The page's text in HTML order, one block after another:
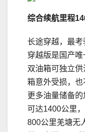
综合续航里程
长途穿越，最
穿越版是国产唯
双油箱可独立
箱意外受损，
更多油量储备
可达1400公里
800公里羌塘无